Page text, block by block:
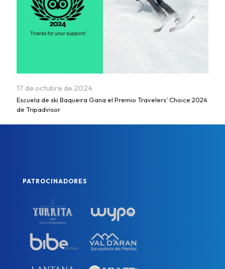
17 de octubre de 2024
Escuela de ski Baqueira Gana el Premio Travelers’ Choice 2024
de Tripadvisor
PATROCINADORES